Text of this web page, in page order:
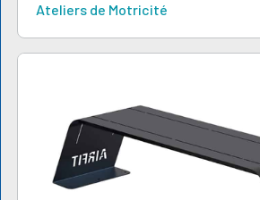
Ateliers de Motricité